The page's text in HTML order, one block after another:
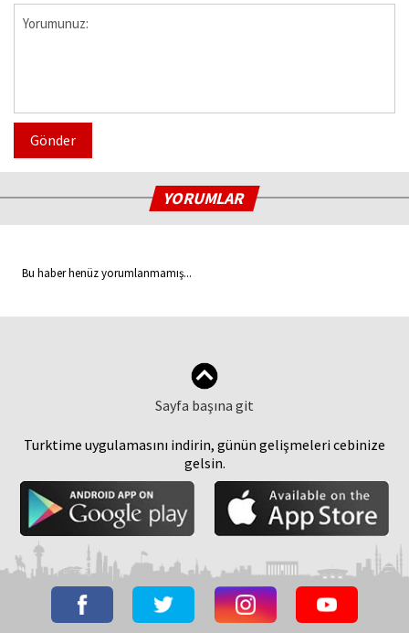
Gönder
YORUMLAR
Bu haber henüz yorumlanmamış...
Sayfa başına git
Turktime uygulamasını indirin, günün gelişmeleri cebinize
gelsin.